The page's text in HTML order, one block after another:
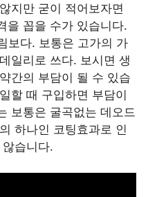
지만 굳이 적어보자면
을 꼽을 수가 있습니다.
보다. 보통은 고가의 가
일리로 쓰다. 보시면 생
간의 부담이 될 수 있습
할 때 구입하면 부담이
보통은 굴곡없는 데오드
하나인 코팅효과로 인
습니다.